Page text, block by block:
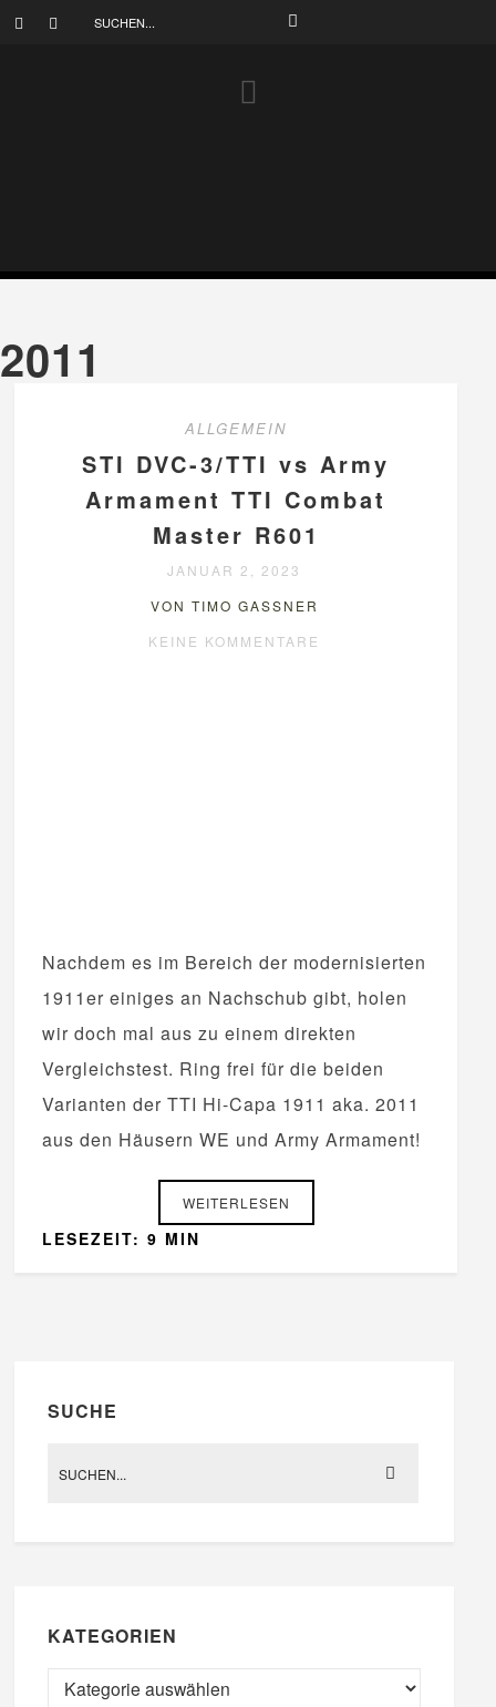
2011
ALLGEMEIN
STI DVC-3/TTI vs Army
Armament TTI Combat
Master R601
JANUAR 2, 2023
VON TIMO GASSNER
KEINE KOMMENTARE
Nachdem es im Bereich der modernisierten
1911er einiges an Nachschub gibt, holen
wir doch mal aus zu einem direkten
Vergleichstest. Ring frei für die beiden
Varianten der TTI Hi-Capa 1911 aka. 2011
aus den Häusern WE und Army Armament!
WEITERLESEN
LESEZEIT: 9 MIN
SUCHE
KATEGORIEN